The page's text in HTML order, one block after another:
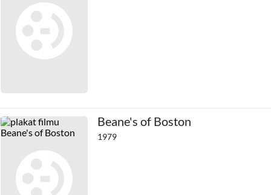
Beane's of Boston
1979